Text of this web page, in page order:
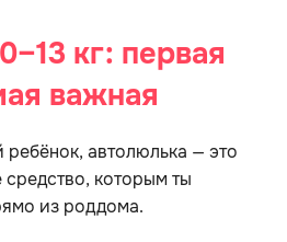
кг: первая
важная
автолюлька — это
которым ты
из роддома.